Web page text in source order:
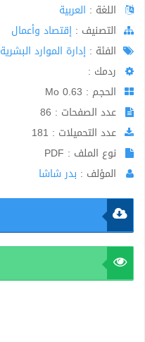
اللغة : العربية
اﻟﺘﺼﻨﻴﻒ : إقتصاد وأعمال
الفئة : إدارة الموارد البشرية
ردمك :
الحجم : 0.63 Mo
عدد الصفحات : 86
عدد التحميلات : 181
نوع الملف : PDF
المؤلف : بدر شاشا